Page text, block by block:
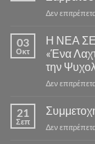
Δεν
03
Οκτ
Η ΝΕΑ
«Ένα
την
Δεν
21
Σεπ
Δεν